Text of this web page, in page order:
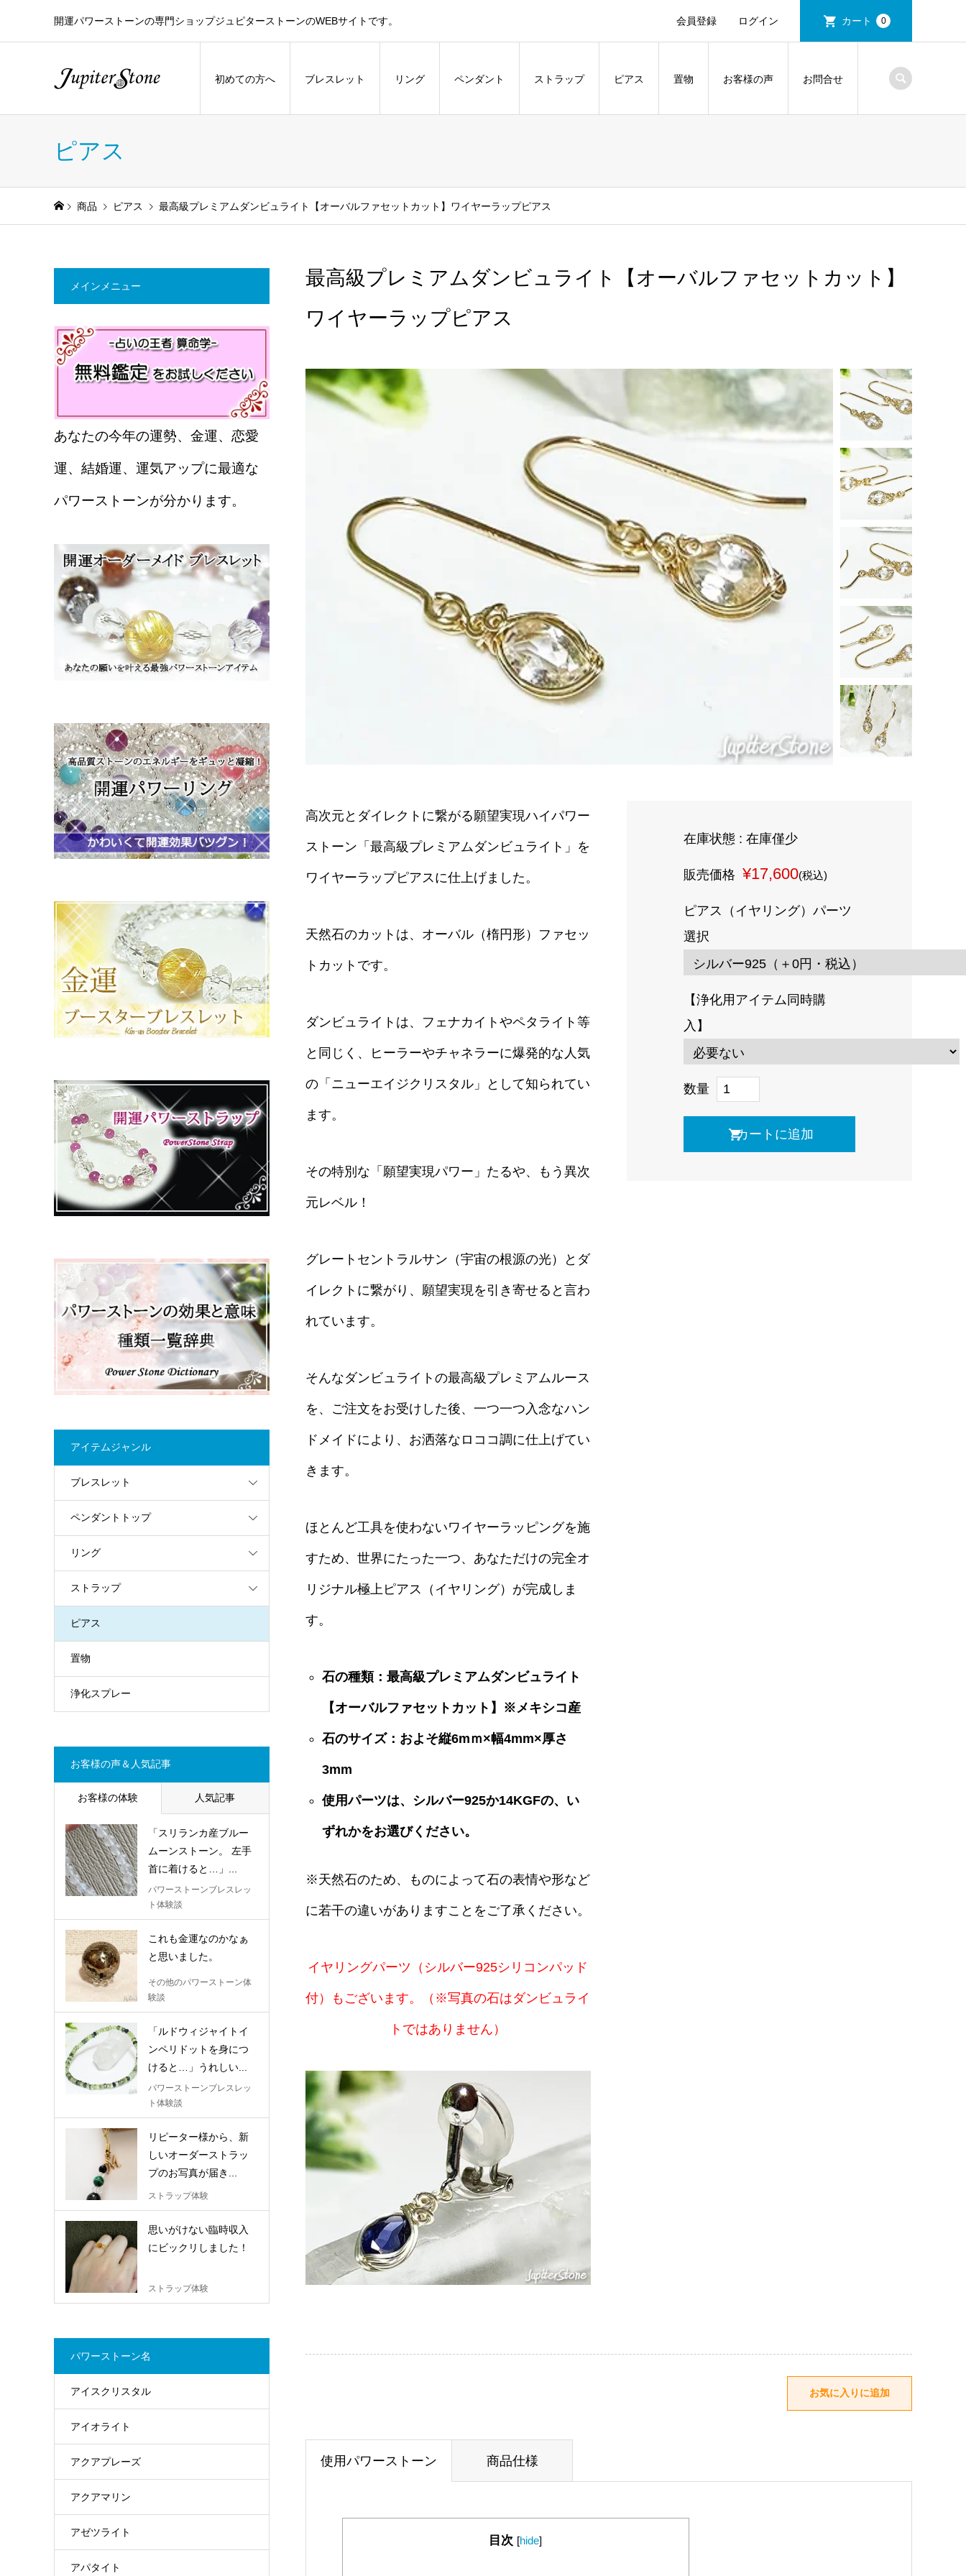
開運パワーストーンの専門ショップジュピターストーンのWEBサイトです。 会員登録 ログイン カート 0
初めての方へ ブレスレット リング ペンダント ストラップ ピアス 置物 お客様の声 お問合せ
ピアス
商品 ピアス 最高級プレミアムダンビュライト【オーバルファセットカット】ワイヤーラップピアス
最高級プレミアムダンビュライト【オーバルファセットカット】
ワイヤーラップピアス
高次元とダイレクトに繋がる願望実現ハイパワー
ストーン「最高級プレミアムダンビュライト」を
ワイヤーラップピアスに仕上げました。
天然石のカットは、オーバル（楕円形）ファセッ
トカットです。
ダンビュライトは、フェナカイトやペタライト等
と同じく、ヒーラーやチャネラーに爆発的な人気
の「ニューエイジクリスタル」として知られてい
ます。
その特別な「願望実現パワー」たるや、もう異次
元レベル！
グレートセントラルサン（宇宙の根源の光）とダ
イレクトに繋がり、願望実現を引き寄せると言わ
れています。
そんなダンビュライトの最高級プレミアムルース
を、ご注文をお受けした後、一つ一つ入念なハン
ドメイドにより、お洒落なロココ調に仕上げてい
きます。
ほとんど工具を使わないワイヤーラッピングを施
すため、世界にたった一つ、あなただけの完全オ
リジナル極上ピアス（イヤリング）が完成しま
す。
石の種類：最高級プレミアムダンビュライト
【オーバルファセットカット】※メキシコ産
石のサイズ：およそ縦6mｍ×幅4mm×厚さ
3mm
使用パーツは、シルバー925か14KGFの、い
ずれかをお選びください。
※天然石のため、ものによって石の表情や形など
に若干の違いがありますことをご了承ください。
イヤリングパーツ（シルバー925シリコンパッド
付）もございます。（※写真の石はダンビュライ
トではありません）
在庫状態 : 在庫僅少
販売価格¥17,600(税込)
ピアス（イヤリング）パーツ
選択
【浄化用アイテム同時購
入】
数量
使用パワーストーン 商品仕様
目次 [hide]
メインメニュー
あなたの今年の運勢、金運、恋愛
運、結婚運、運気アップに最適な
パワーストーンが分かります。
アイテムジャンル
ブレスレット
ペンダントトップ
リング
ストラップ
ピアス
置物
浄化スプレー
お客様の声＆人気記事
お客様の体験 人気記事
「スリランカ産ブルー
ムーンストーン。 左手
首に着けると…」...
パワーストーンブレスレッ
ト体験談
これも金運なのかなぁ
と思いました。
その他のパワーストーン体
験談
「ルドウィジャイトイ
ンペリドットを身につ
けると…」うれしい...
パワーストーンブレスレッ
ト体験談
リピーター様から、新
しいオーダーストラッ
プのお写真が届き...
ストラップ体験
思いがけない臨時収入
にビックリしました！
ストラップ体験
パワーストーン名
アイスクリスタル
アイオライト
アクアプレーズ
アクアマリン
アゼツライト
アパタイト